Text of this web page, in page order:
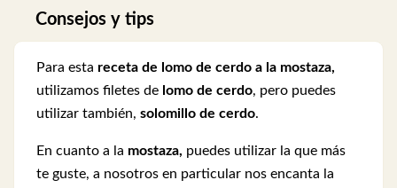
Consejos y tips
Para esta receta de lomo de cerdo a la mostaza,
utilizamos filetes de lomo de cerdo, pero puedes
utilizar también, solomillo de cerdo.
En cuanto a la mostaza, puedes utilizar la que más
te guste, a nosotros en particular nos encanta la